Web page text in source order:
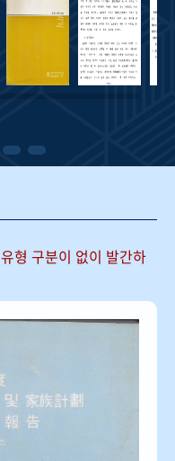
유형 구분이 없이 발간하